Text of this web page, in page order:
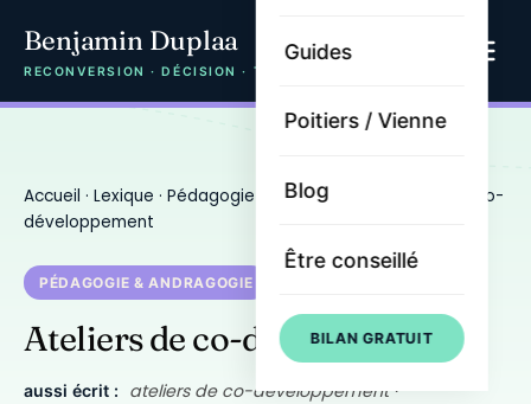
Benjamin Duplaa
RECONVERSION · DÉCISION · TRAJECTOIRE
Guides
Poitiers / Vienne
Blog
Être conseillé
BILAN GRATUIT
Accueil · Lexique · Pédagogie & andragogie
· Ateliers de co-
développement
PÉDAGOGIE & ANDRAGOGIE
Ateliers de co-développement
aussi écrit :
ateliers de co-développement ·